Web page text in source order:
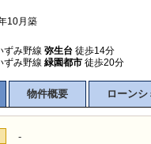
10月築
ずみ野線 弥生台 徒歩14分
ずみ野線 緑園都市 徒歩20分
物件概要 ローン
-